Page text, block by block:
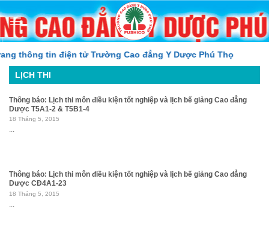
to
content
thông tin điện tử Trường Cao đẳng Y Dược Phú Thọ
LỊCH THI
Thông báo: Lịch thi môn điều kiện tốt nghiệp và lịch bế giảng Cao đẳng
Dược T5A1-2 & T5B1-4
18 Tháng 5, 2015
...
Thông báo: Lịch thi môn điều kiện tốt nghiệp và lịch bế giảng Cao đẳng
Dược CĐ4A1-23
18 Tháng 5, 2015